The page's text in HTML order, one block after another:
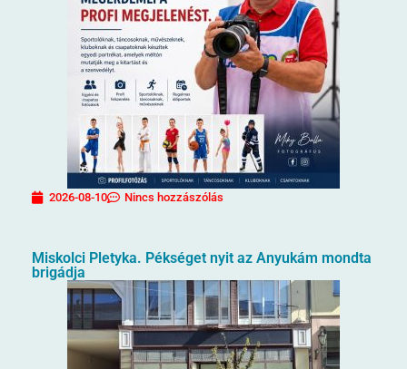
2026-08-10 Nincs hozzászólás
Miskolci Pletyka. Pékséget nyit az Anyukám mondta
brigádja